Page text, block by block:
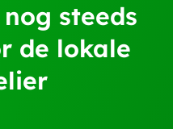
steeds
de lokale